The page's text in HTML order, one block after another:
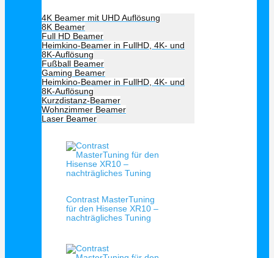
4K Beamer mit UHD Auflösung
8K Beamer
Full HD Beamer
Heimkino-Beamer in FullHD, 4K- und
8K-Auflösung
Fußball Beamer
Gaming Beamer
Heimkino-Beamer in FullHD, 4K- und
8K-Auflösung
Kurzdistanz-Beamer
Wohnzimmer Beamer
Laser Beamer
Contrast MasterTuning
für den Hisense XR10 –
nachträgliches Tuning